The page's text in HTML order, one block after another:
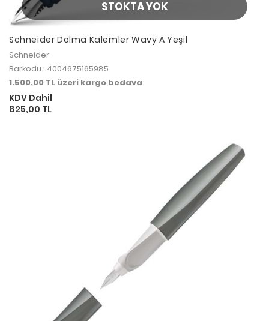
STOKTA YOK
Schneider Dolma Kalemler Wavy A Yeşil
Schneider
Barkodu : 4004675165985
1.500,00 TL üzeri kargo bedava
KDV Dahil
825,00 TL